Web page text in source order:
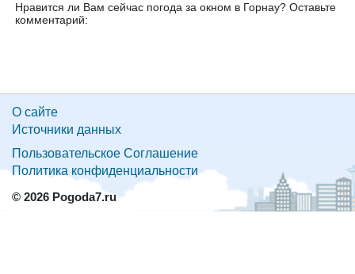
Нравится ли Вам сейчас погода за окном в Горнау? Оставьте
комментарий:
О сайте
Источники данных
Пользовательское Соглашение
Политика конфиденциальности
© 2026 Pogoda7.ru